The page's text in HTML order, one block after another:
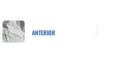
ANTERIOR